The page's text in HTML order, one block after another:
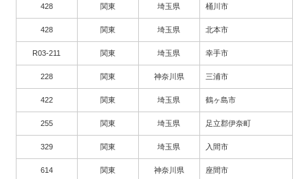
428 関東 埼玉県 桶川市
428 関東 埼玉県 北本市
R03-211 関東 埼玉県 幸手市
228 関東 神奈川県 三浦市
422 関東 埼玉県 鶴ヶ島市
255 関東 埼玉県 足立郡伊奈町
329 関東 埼玉県 入間市
614 関東 神奈川県 座間市